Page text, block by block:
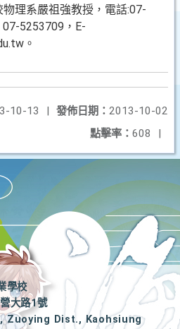
理系嚴祖強教授，電話:07-
5253709，E-
。
發佈日期： 2013-10-02
10-13
|
點擊率： 608 |
學校
大路1號
Zuoying Dist., Kaohsiung